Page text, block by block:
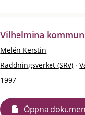
Vilhelmina
Melén Kerstin
Räddningsverket (SRV) ·
1997
Öppna